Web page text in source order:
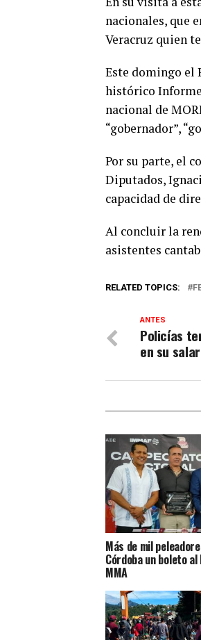
nacionales, que
Veracruz quien
Este domingo el
histórico
nacional de
“gobernador”,
Por su parte, el
Diputados,
capacidad de
Al concluir la
asistentes
RELATED TOPICS:
ANTES
Policías
en su
Más de mil
Córdoba un boleto al
MMA